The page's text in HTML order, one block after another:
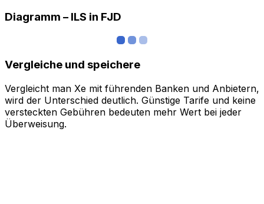
Diagramm – ILS in FJD
Vergleiche und speichere
Vergleicht man Xe mit führenden Banken und Anbietern,
wird der Unterschied deutlich. Günstige Tarife und keine
versteckten Gebühren bedeuten mehr Wert bei jeder
Überweisung.